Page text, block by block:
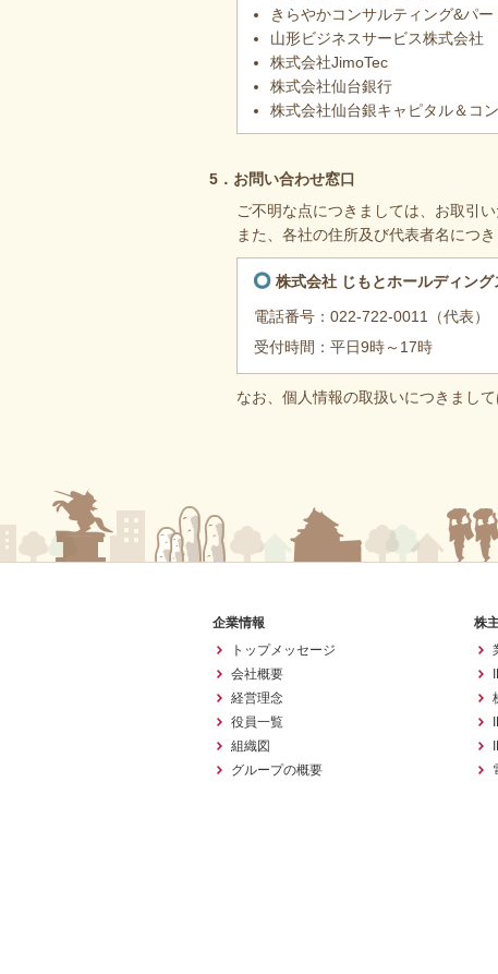
きらやかコンサルティング&パ
山形ビジネスサービス株式会社
株式会社JimoTec
株式会社仙台銀行
株式会社仙台銀キャピタル＆コ
5．お問い合わせ窓口
ご不明な点につきましては、お取引
また、各社の住所及び代表者名につ
株式会社 じもとホールディン
電話番号： 022-722-0011
（代表）
受付時間：平日9時～17時
なお、個人情報の取扱いにつきまし
企業情報
トップメッセージ
会社概要
経営理念
役員一覧
組織図
グループの概要
株